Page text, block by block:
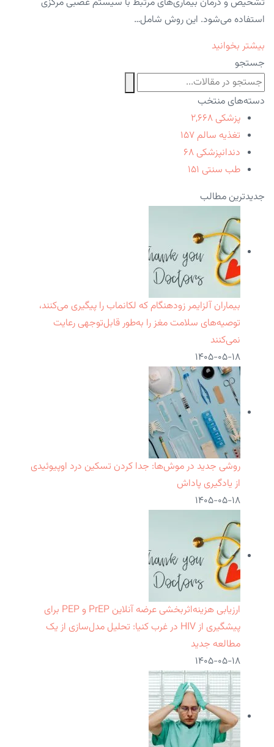
استفاده می‌شود. این روش شامل…
بیشتر بخوانید
جستجو
دسته‌های منتخب
پزشکی ۲,۶۶۸
تغذیه سالم ۱۵۷
دندانپزشکی ۶۸
طب سنتی ۱۵۱
جدیدترین مطالب
بیماران آلزایمر زودهنگام که لکانماب را پیگیری می‌کنند،
توصیه‌های سلامت مغز را به‌طور قابل‌توجهی رعایت
نمی‌کنند
۱۴۰۵-۰۵-۱۸
روشی جدید در موش‌ها: جدا کردن تسکین درد اوپیوئیدی
از یادگیری پاداش
۱۴۰۵-۰۵-۱۸
ارزیابی هزینه‌اثربخشی عرضه آنلاین PrEP و PEP برای
پیشگیری از HIV در غرب کنیا: تحلیل مدل‌سازی از یک
مطالعه جدید
۱۴۰۵-۰۵-۱۸